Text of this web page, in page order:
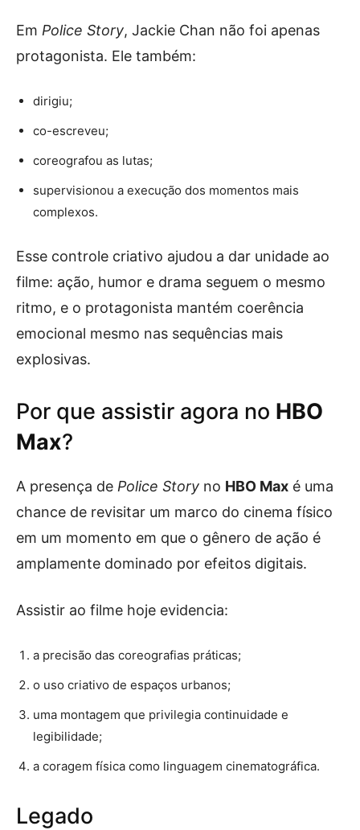
Em Police Story, Jackie Chan não foi apenas
protagonista. Ele também:
dirigiu;
co-escreveu;
coreografou as lutas;
supervisionou a execução dos momentos mais
complexos.
Esse controle criativo ajudou a dar unidade ao
filme: ação, humor e drama seguem o mesmo
ritmo, e o protagonista mantém coerência
emocional mesmo nas sequências mais
explosivas.
Por que assistir agora no HBO
Max?
A presença de Police Story no HBO Max é uma
chance de revisitar um marco do cinema físico
em um momento em que o gênero de ação é
amplamente dominado por efeitos digitais.
Assistir ao filme hoje evidencia:
a precisão das coreografias práticas;
o uso criativo de espaços urbanos;
uma montagem que privilegia continuidade e
legibilidade;
a coragem física como linguagem cinematográfica.
Legado